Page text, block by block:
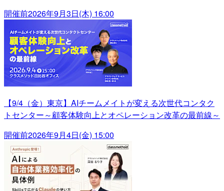
開催前2026年9月3日(木) 16:00
【9/4（金）東京】AIチームメイトが変える次世代コンタク
トセンター～顧客体験向上とオペレーション改革の最前線～
開催前2026年9月4日(金) 15:00